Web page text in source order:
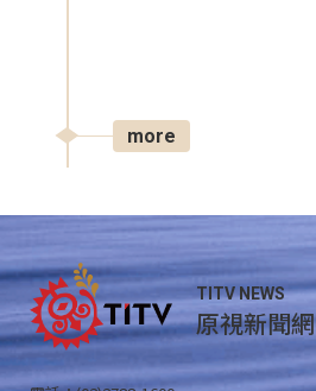
more
TITV NEWS
原視新聞網